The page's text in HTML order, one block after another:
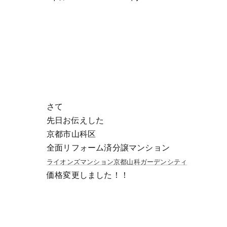
さて
先日お伝えした
京都市山科区
全面リフォーム済分譲マンション
ライオンズマンション京都山科ガーデンシティ
価格変更しました！！